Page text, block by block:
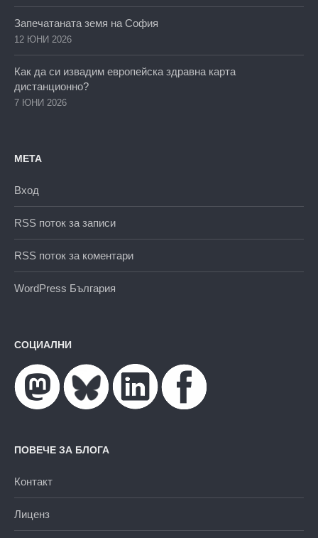
Запечатаната земя на София
12 ЮНИ 2026
Как да си извадим европейска здравна карта
дистанционно?
7 ЮНИ 2026
МЕТА
Вход
RSS поток за записи
RSS поток за коментари
WordPress България
СОЦИАЛНИ
ПОВЕЧЕ ЗА БЛОГА
Контакт
Лиценз